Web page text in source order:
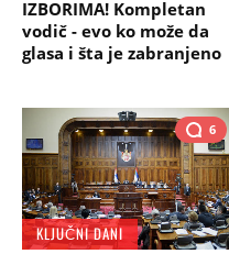
IZBORIMA! Kompletan
vodič - evo ko može da
glasa i šta je zabranjeno
6
KLJUČNI DANI